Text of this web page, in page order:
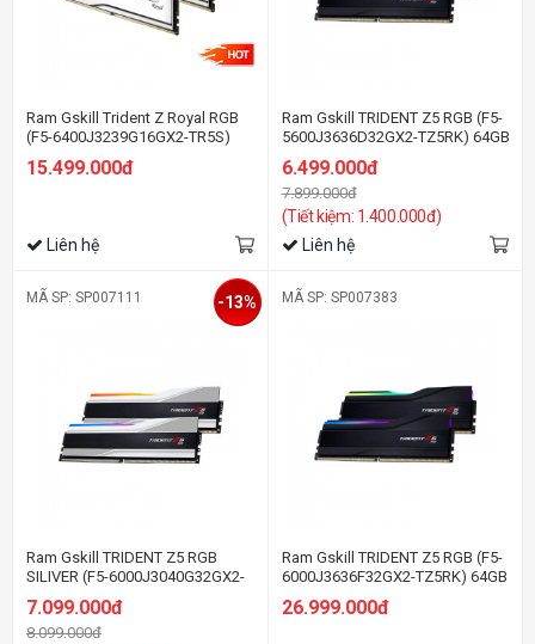
Ram Gskill Trident Z Royal RGB
(F5-6400J3239G16GX2-TR5S)
32GB (2x16GB) DDR5 6400 MHz
15.499.000đ
Liên hệ
Ram Gskill TRIDENT Z5 RGB (F5-
5600J3636D32GX2-TZ5RK) 64GB
(2X32GB) DDR5 5600MHZ
6.499.000đ
7.899.000đ
(Tiết kiệm: 1.400.000đ)
Liên hệ
MÃ SP: SP007111
Ram Gskill TRIDENT Z5 RGB
SILIVER (F5-6000J3040G32GX2-
6000MHZ
7.099.000đ
8.099.000đ
-13% MÃ SP: SP007383
Ram Gskill TRIDENT Z5 RGB (F5-
6000J3636F32GX2-TZ5RK) 64GB
26.999.000đ